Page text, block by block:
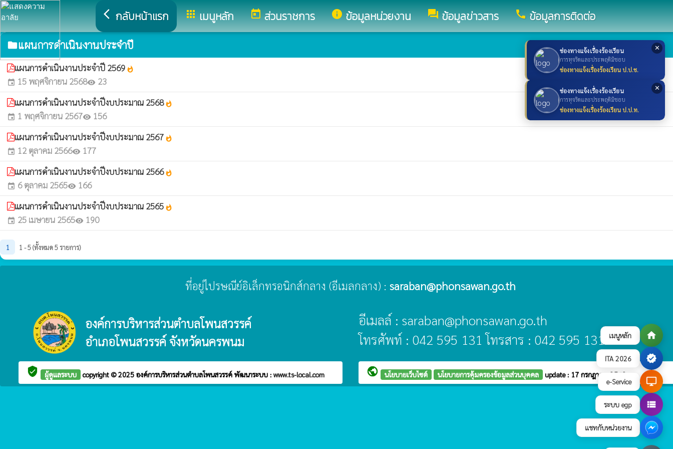
เมนูหลัก home
ITA 2026 verified
e-Service desktop_windows
ระบบ egp view_list
แชทกับหน่วยงาน
✕
ช่องทางแจ้งเรื่องร้องเรียน
การทุจริตและประพฤติมิชอบ
ช่องทางแจ้งเรื่องร้องเรียน ป.ป.ช.
✕
ช่องทางแจ้งเรื่องร้องเรียน
การทุจริตและประพฤติมิชอบ
ช่องทางแจ้งเรื่องร้องเรียน ป.ป.ท.
arrow_back_ios กลับหน้าแรก apps เมนูหลัก today ส่วนราชการ info ข้อมูลหน่วยงาน forum ข้อมูลข่าวสาร call ข้อมูลการติดต่อ
folderแผนการดำเนินงานประจำปี
แผนการดำเนินงานประจำปี 2569 whatshot
event 15 พฤศจิกายน 2568visibility 23
แผนการดำเนินงานประจำปีงบประมาณ 2568whatshot
event 1 พฤศจิกายน 2567visibility 156
แผนการดำเนินงานประจำปีงบประมาณ 2567 whatshot
event 12 ตุลาคม 2566visibility 177
แผนการดำเนินงานประจำปีงบประมาณ 2566whatshot
event 6 ตุลาคม 2565visibility 166
แผนการดำเนินงานประจำปีงบประมาณ 2565 whatshot
event 25 เมษายน 2565visibility 190
1 1 - 5 (ทั้งหมด 5 รายการ)
ที่อยู่ไปรษณีย์อิเล็กทรอนิกส์กลาง (อีเมลกลาง) : saraban@phonsawan.go.th
องค์การบริหารส่วนตำบลโพนสวรรค์
อำเภอโพนสวรรค์ จังหวัดนครพนม
อีเมลล์ : saraban@phonsawan.go.th
โทรศัพท์ : 042 595 131 โทรสาร : 042 595 131
verified_user ผู้ดูแลระบบ copyright © 2025 องค์การบริหารส่วนตำบลโพนสวรรค์ พัฒนาระบบ : www.ts-local.com public นโยบายเว็บไซต์ นโยบายการคุ้มครองข้อมูลส่วนบุคคล update : 17 กรกฎาคม 2569